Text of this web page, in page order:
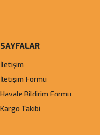
SAYFALAR
İletişim
İletişim Formu
Havale Bildirim Formu
Kargo Takibi